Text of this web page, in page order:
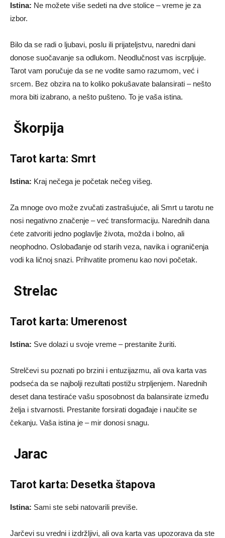
Istina: Ne možete više sedeti na dve stolice – vreme je za
izbor.
Bilo da se radi o ljubavi, poslu ili prijateljstvu, naredni dani
donose suočavanje sa odlukom. Neodlučnost vas iscrpljuje.
Tarot vam poručuje da se ne vodite samo razumom, već i
srcem. Bez obzira na to koliko pokušavate balansirati – nešto
mora biti izabrano, a nešto pušteno. To je vaša istina.
Škorpija
Tarot karta: Smrt
Istina: Kraj nečega je početak nečeg višeg.
Za mnoge ovo može zvučati zastrašujuće, ali Smrt u tarotu ne
nosi negativno značenje – već transformaciju. Narednih dana
ćete zatvoriti jedno poglavlje života, možda i bolno, ali
neophodno. Oslobađanje od starih veza, navika i ograničenja
vodi ka ličnoj snazi. Prihvatite promenu kao novi početak.
Strelac
Tarot karta: Umerenost
Istina: Sve dolazi u svoje vreme – prestanite žuriti.
Strelčevi su poznati po brzini i entuzijazmu, ali ova karta vas
podseća da se najbolji rezultati postižu strpljenjem. Narednih
deset dana testiraće vašu sposobnost da balansirate između
želja i stvarnosti. Prestanite forsirati događaje i naučite se
čekanju. Vaša istina je – mir donosi snagu.
Jarac
Tarot karta: Desetka štapova
Istina: Sami ste sebi natovarili previše.
Jarčevi su vredni i izdržljivi, ali ova karta vas upozorava da ste